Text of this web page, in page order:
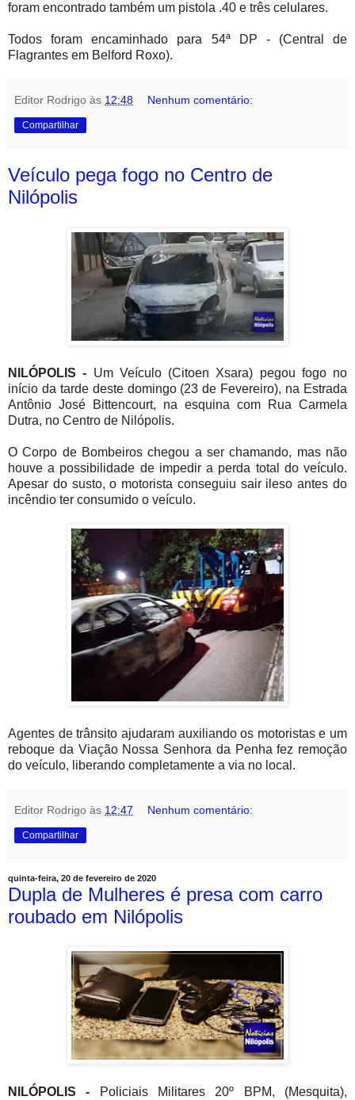
foram encontrado também um pistola .40 e três celulares.
Todos foram encaminhado para 54ª DP - (Central de
Flagrantes em Belford Roxo).
Editor Rodrigo às 12:48 Nenhum comentário:
Compartilhar
Veículo pega fogo no Centro de
Nilópolis
NILÓPOLIS - Um Veículo (Citoen Xsara) pegou fogo no
início da tarde deste domingo (23 de Fevereiro), na Estrada
Antônio José Bittencourt, na esquina com Rua Carmela
Dutra, no Centro de Nilópolis.
O Corpo de Bombeiros chegou a ser chamando, mas não
houve a possibilidade de impedir a perda total do veículo.
Apesar do susto, o motorista conseguiu sair ileso antes do
incêndio ter consumido o veículo.
Agentes de trânsito ajudaram auxiliando os motoristas e um
reboque da Viação Nossa Senhora da Penha fez remoção
do veículo, liberando completamente a via no local.
Editor Rodrigo às 12:47 Nenhum comentário:
Compartilhar
quinta-feira, 20 de fevereiro de 2020
Dupla de Mulheres é presa com carro
roubado em Nilópolis
NILÓPOLIS - Policiais Militares 20º BPM, (Mesquita),